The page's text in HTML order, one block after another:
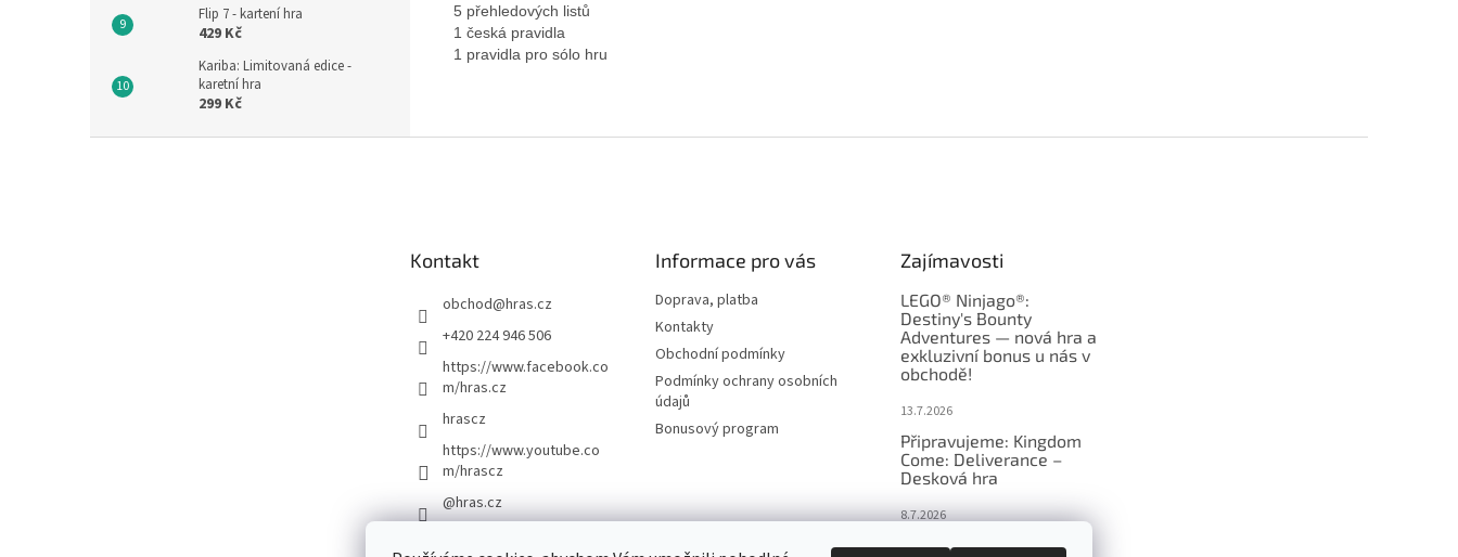
Flip 7 - kartení hra
429 Kč
Kariba: Limitovaná edice -
karetní hra
299 Kč
5 přehledových listů
1 česká pravidla
1 pravidla pro sólo hru
Kontakt
obchod@hras.cz
+420 224 946 506
https://www.facebook.co
m/hras.cz
hrascz
https://www.youtube.co
m/hrascz
@hras.cz
Informace pro vás
Doprava, platba
Kontakty
Obchodní podmínky
Podmínky ochrany osobních
údajů
Bonusový program
Zajímavosti
LEGO® Ninjago®:
Destiny's Bounty
Adventures — nová hra a
exkluzivní bonus u nás v
obchodě!
13.7.2026
Připravujeme: Kingdom
Come: Deliverance –
Desková hra
8.7.2026
Nejlepší deskové hry: